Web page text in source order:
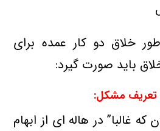
خلاق دو كار عمده برای
باید صورت گیرد:
تعریف مشكل:
غالبا” در هاله ای از ابهام